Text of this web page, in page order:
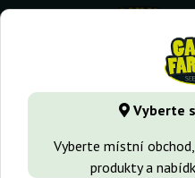
Vyberte
Vyberte místní
produkty a
GanjaFarmer.cz Typy